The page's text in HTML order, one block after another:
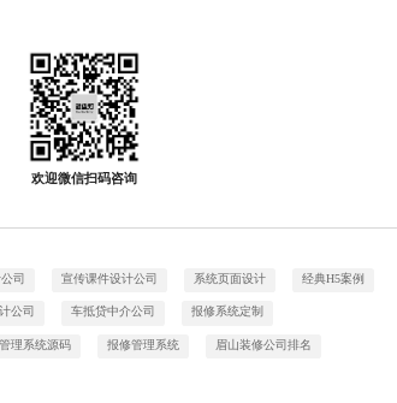
欢迎微信扫码咨询
司 宣传课件设计公司 系统页面设计 经典H5案例
公司 车抵贷中介公司 报修系统定制
理系统源码 报修管理系统 眉山装修公司排名